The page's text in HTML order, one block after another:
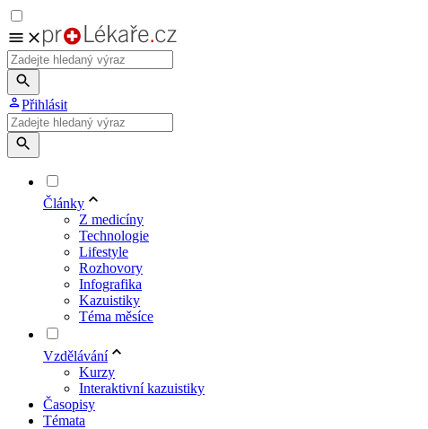
Přihlásit
Články
Z medicíny
Technologie
Lifestyle
Rozhovory
Infografika
Kazuistiky
Téma měsíce
Vzdělávání
Kurzy
Interaktivní kazuistiky
Časopisy
Témata